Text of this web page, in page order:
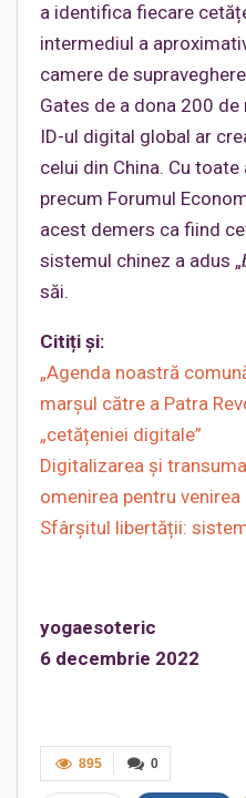
a identifica fiecare
intermediul a
camere de
Gates de a dona 200
ID-ul digital global ar
celui din China. Cu
precum Forumul
acest demers ca fiind
sistemul chinez a adus „
săi.
Citiți și:
„Agenda noastră
marșul către a Patra
„cetățeniei digitale”
Digitalizarea și
omenirea pentru
Sfârșitul libertății:
yogaesoteric
6 decembrie 2022
0
895